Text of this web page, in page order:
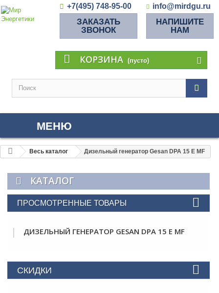
+7(495) 748-95-00 info@mirdgu.ru
ЗАКАЗАТЬ
ЗВОНОК
НАПИШИТЕ
НАМ
КОРЗИНА (пусто)
МЕНЮ
Весь каталог Дизельный генератор Gesan DPA 15 E MF
КАТАЛОГ
ПРОСМОТРЕННЫЕ ТОВАРЫ
ДИЗЕЛЬНЫЙ ГЕНЕРАТОР GESAN DPA 15 E MF
СКИДКИ